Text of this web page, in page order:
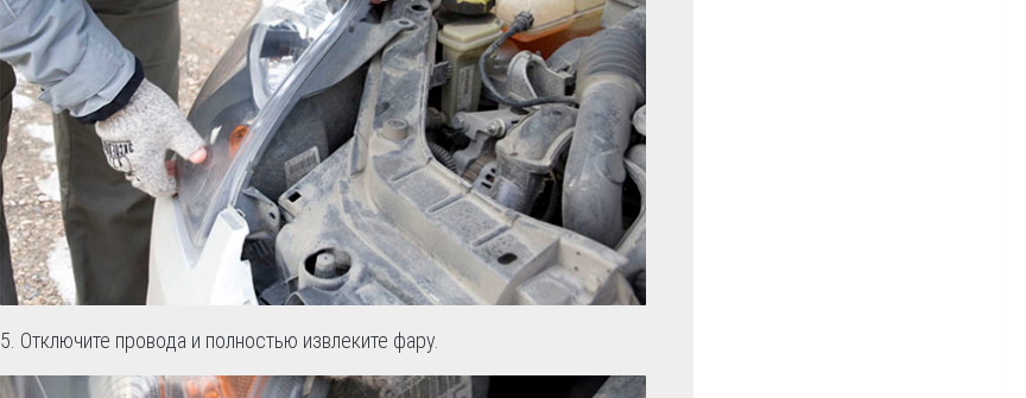
5. Отключите провода и полностью извлеките фару.